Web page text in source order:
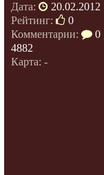
Дата:
20.02.2012
Рейтинг:
0
Комментарии:
0
4882
Карта: -